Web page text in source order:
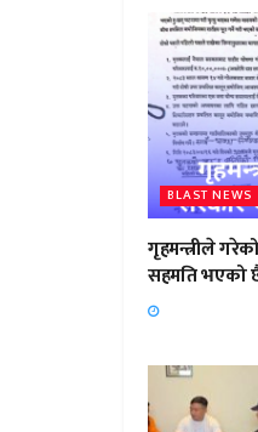
BLAST NEWS
गृहमन्त्रीले
सहमति भएको